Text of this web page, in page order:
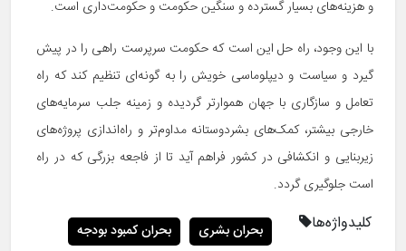
و هزینه­‌های بسیار گسترده و سنگین حکومت و حکومت‌­داری است.
با این وجود، راه حل این است که حکومت سرپرست راهی را در پیش
گیرد و سیاست و دیپلوماسی خویش را به گونه‌­ای تنظیم کند که راه
تعامل و سازگاری با جهان هموارتر گردیده و زمینه جلب سرمایه­‌های
خارجی بیشتر، کمک­‌های بشردوستانه مداوم‌تر و راه‌­اندازی پروژه‌­های
زیربنایی و انکشافی در کشور فراهم آید تا از فاجعه بزرگی که در راه
است جلوگیری گردد.
کلیدواژه‌ها بحران بشری
بحران کمبود بودجه